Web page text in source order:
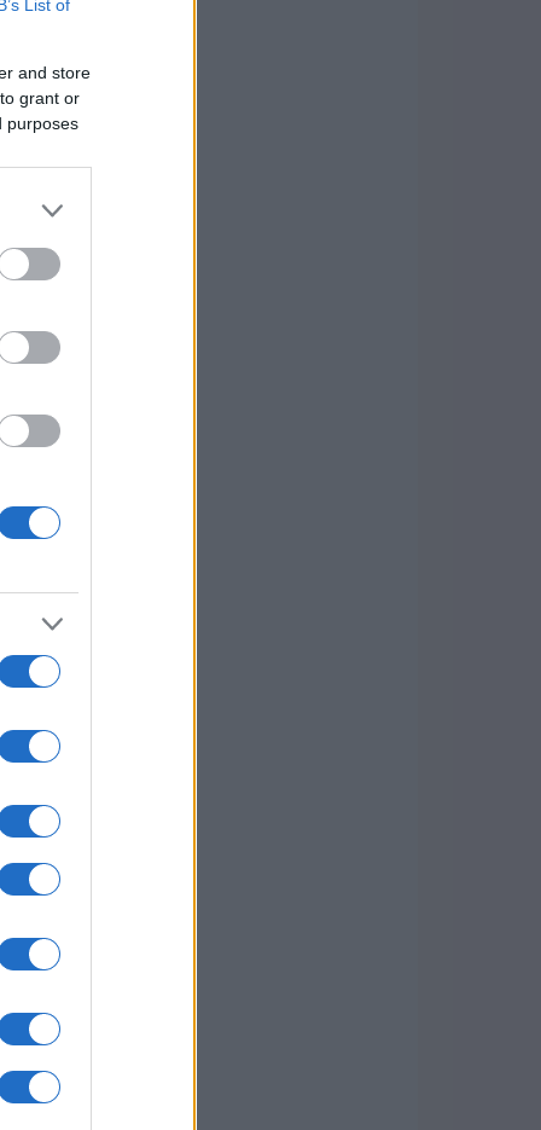
List of
and store
grant or
purposes